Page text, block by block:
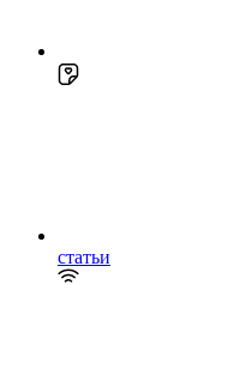
статьи